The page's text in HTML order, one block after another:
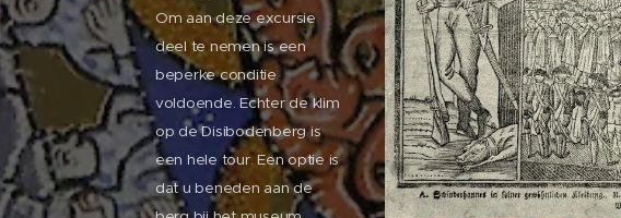
Om aan deze excursie
deel te nemen is een
beperke conditie
voldoende. Echter de klim
op de Disibodenberg is
een hele tour. Een optie is
dat u beneden aan de